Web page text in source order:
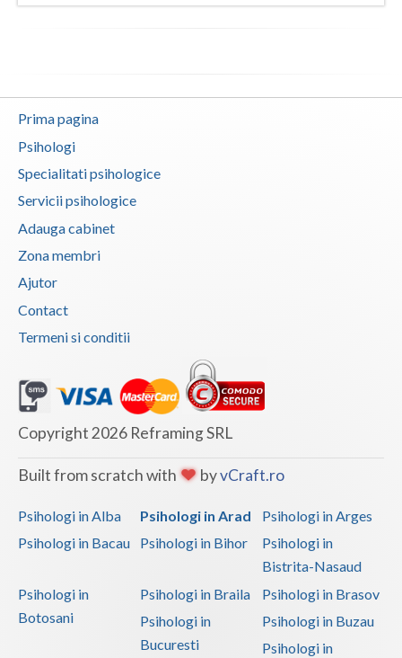
Sibiu
Suceava
Teleorman
Timis
Valcea
Vaslui
Prima pagina
Psihologi
Specialitati psihologice
Servicii psihologice
Adauga cabinet
Zona membri
Ajutor
Contact
Termeni si conditii
Copyright 2026 Reframing SRL
Built from scratch with byvCraft.ro
Psihologi in Alba Psihologi in Arad
Psihologi in Arges
Psihologi in Bacau
Psihologi in Bihor
Psihologi in
Bistrita-Nasaud
Psihologi in
Botosani
Psihologi in Braila
Psihologi in Brasov
Psihologi in
Bucuresti
Psihologi in Buzau
Psihologi in